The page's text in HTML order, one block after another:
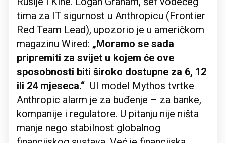
tima za IT sigurnost u Anthropicu (Frontier
Red Team Lead), upozorio je u američkom
magazinu Wired: „Moramo se sada
pripremiti za svijet u kojem će ove
sposobnosti biti široko dostupne za 6, 12
ili 24 mjeseca.“ UI model Mythos tvrtke
Anthropic alarm je za buđenje – za banke,
kompanije i regulatore. U pitanju nije ništa
manje nego stabilnost globalnog